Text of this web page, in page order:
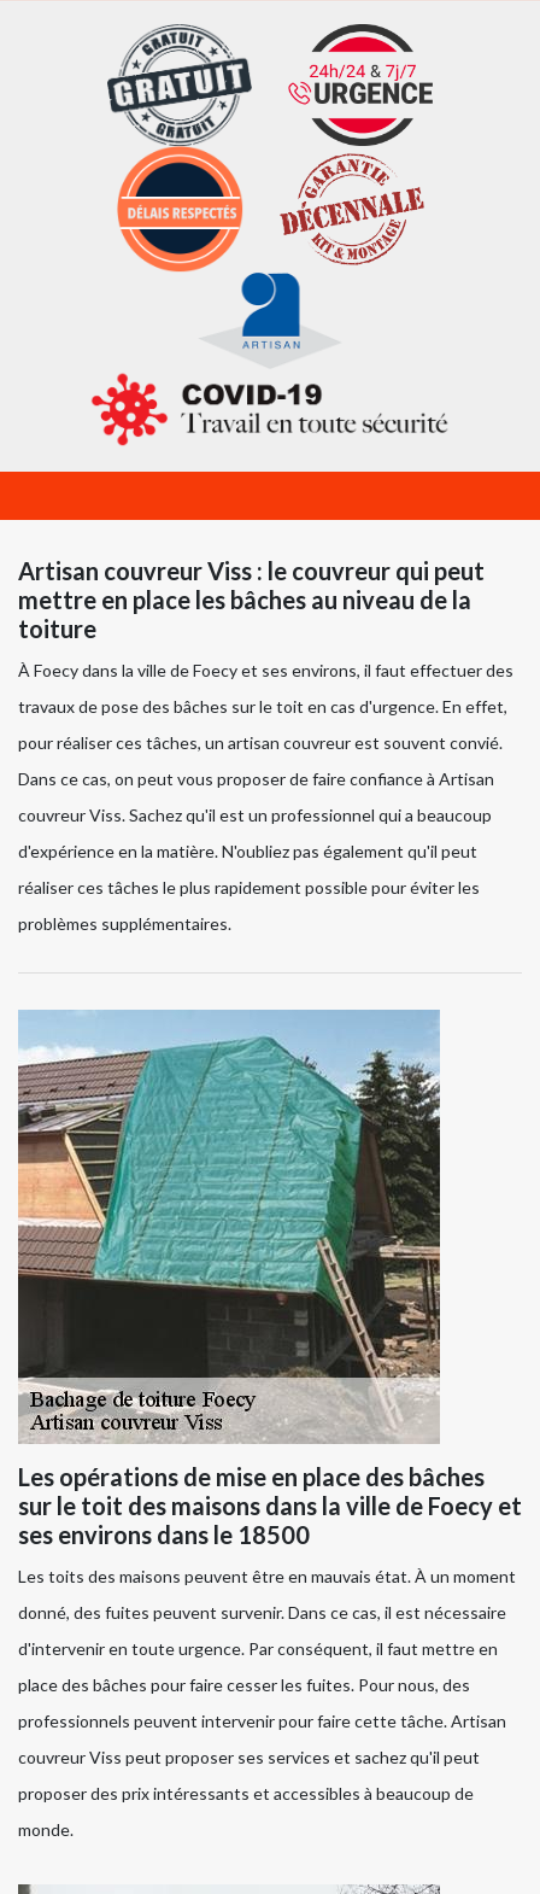
Artisan couvreur Viss : le couvreur qui peut
mettre en place les bâches au niveau de la
toiture
À Foecy dans la ville de Foecy et ses environs, il faut effectuer des
travaux de pose des bâches sur le toit en cas d'urgence. En effet,
pour réaliser ces tâches, un artisan couvreur est souvent convié.
Dans ce cas, on peut vous proposer de faire confiance à Artisan
couvreur Viss. Sachez qu'il est un professionnel qui a beaucoup
d'expérience en la matière. N'oubliez pas également qu'il peut
réaliser ces tâches le plus rapidement possible pour éviter les
problèmes supplémentaires.
Les opérations de mise en place des bâches
sur le toit des maisons dans la ville de Foecy et
ses environs dans le 18500
Les toits des maisons peuvent être en mauvais état. À un moment
donné, des fuites peuvent survenir. Dans ce cas, il est nécessaire
d'intervenir en toute urgence. Par conséquent, il faut mettre en
place des bâches pour faire cesser les fuites. Pour nous, des
professionnels peuvent intervenir pour faire cette tâche. Artisan
couvreur Viss peut proposer ses services et sachez qu'il peut
proposer des prix intéressants et accessibles à beaucoup de
monde.